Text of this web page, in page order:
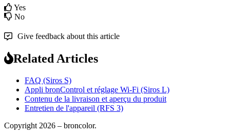
Yes
No
Give feedback about this article
Related Articles
FAQ (Siros S)
Appli bronControl et réglage Wi-Fi (Siros L)
Contenu de la livraison et aperçu du produit
Entretien de l'appareil (RFS 3)
Copyright 2026 – broncolor.